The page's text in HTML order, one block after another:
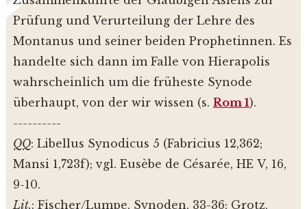
Prüfung und Verurteilung der Lehre des
Montanus und seiner beiden Prophetinnen. Es
handelte sich dann im Falle von Hierapolis
wahrscheinlich um die früheste Synode
überhaupt, von der wir wissen (s. Rom 1).
----------
QQ: Libellus Synodicus 5 (Fabricius 12,362;
Mansi 1,723f); vgl. Eusèbe de Césarée, HE V, 16,
9-10.
Lit.: Fischer/Lumpe, Synoden, 33-36; Grotz,